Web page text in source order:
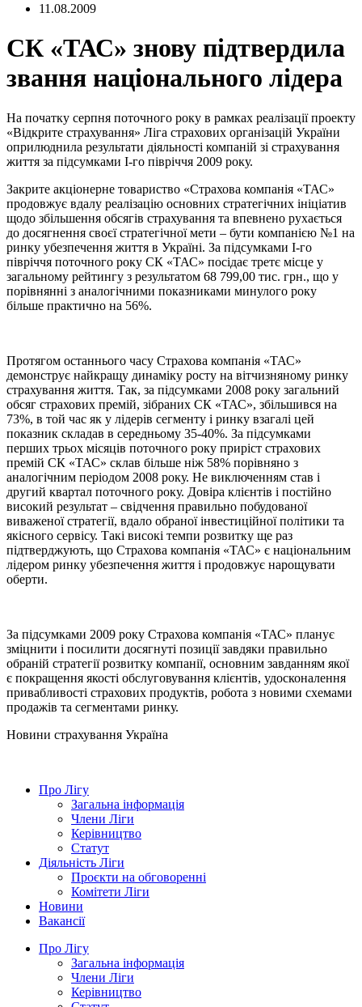
11.08.2009
СК «ТАС» знову підтвердила
звання національного лідера
На початку серпня поточного року в рамках реалізації проекту
«Відкрите страхування» Ліга страхових організацій України
оприлюднила результати діяльності компаній зі страхування
життя за підсумками І-го півріччя 2009 року.
Закрите акціонерне товариство «Страхова компанія «ТАС»
продовжує вдалу реалізацію основних стратегічних ініціатив
щодо збільшення обсягів страхування та впевнено рухається
до досягнення своєї стратегічної мети – бути компанією №1 на
ринку убезпечення життя в Україні. За підсумками І-го
півріччя поточного року СК «ТАС» посідає третє місце у
загальному рейтингу з результатом 68 799,00 тис. грн., що у
порівнянні з аналогічними показниками минулого року
більше практично на 56%.
Протягом останнього часу Страхова компанія «ТАС»
демонструє найкращу динаміку росту на вітчизняному ринку
страхування життя. Так, за підсумками 2008 року загальний
обсяг страхових премій, зібраних СК «ТАС», збільшився на
73%, в той час як у лідерів сегменту і ринку взагалі цей
показник складав в середньому 35-40%. За підсумками
перших трьох місяців поточного року приріст страхових
премій СК «ТАС» склав більше ніж 58% порівняно з
аналогічним періодом 2008 року. Не виключенням став і
другий квартал поточного року. Довіра клієнтів і постійно
високий результат – свідчення правильно побудованої
виваженої стратегії, вдало обраної інвестиційної політики та
якісного сервісу. Такі високі темпи розвитку ще раз
підтверджують, що Страхова компанія «ТАС» є національним
лідером ринку убезпечення життя і продовжує нарощувати
оберти.
За підсумками 2009 року Страхова компанія «ТАС» планує
зміцнити і посилити досягнуті позиції завдяки правильно
обраній стратегії розвитку компанії, основним завданням якої
є покращення якості обслуговування клієнтів, удосконалення
привабливості страхових продуктів, робота з новими схемами
продажів та сегментами ринку.
Новини страхування Україна
Про Лігу
Загальна інформація
Члени Ліги
Керівництво
Статут
Діяльність Ліги
Проєкти на обговоренні
Комітети Ліги
Новини
Вакансії
Про Лігу
Загальна інформація
Члени Ліги
Керівництво